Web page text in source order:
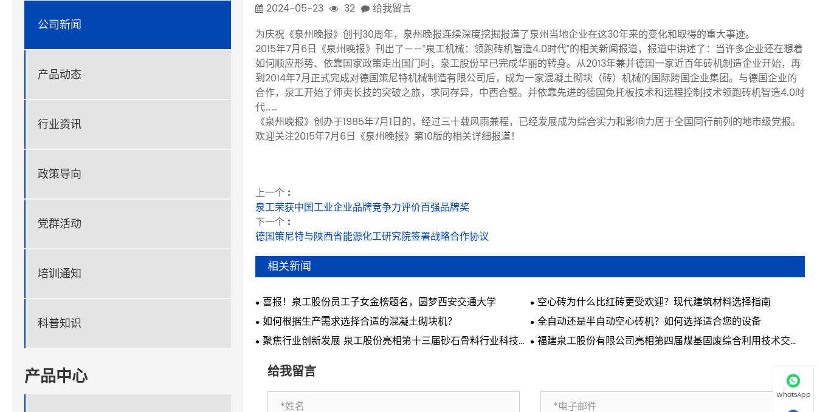
公司新闻
产品动态
行业资讯
政策导向
党群活动
培训通知
科普知识
产品中心
2024-05-23 32
给我留言
为庆祝《泉州晚报》创刊30周年，泉州晚报连续深度挖掘报道了泉州当地企业在这30年来的变化和取得的重大事迹。
2015年7月6日《泉州晚报》刊出了——“泉工机械：领跑砖机智造4.0时代”的相关新闻报道，报道中讲述了：当许多企业还在想着
如何顺应形势、依靠国家政策走出国门时，泉工股份早已完成华丽的转身。从2013年兼并德国一家近百年砖机制造企业开始，再
到2014年7月正式完成对德国策尼特机械制造有限公司后，成为一家混凝土砌块（砖）机械的国际跨国企业集团。与德国企业的
合作，泉工开始了师夷长技的突破之旅，求同存异，中西合璧。并依靠先进的德国免托板技术和远程控制技术领跑砖机智造4.0时
代……
《泉州晚报》创办于1985年7月1日的，经过三十载风雨兼程，已经发展成为综合实力和影响力居于全国同行前列的地市级党报。
欢迎关注2015年7月6日《泉州晚报》第10版的相关详细报道！
上一个 :
泉工荣获中国工业企业品牌竞争力评价百强品牌奖
下一个 :
德国策尼特与陕西省能源化工研究院签署战略合作协议
相关新闻
喜报！泉工股份员工子女金榜题名，圆梦西安交通大学
空心砖为什么比红砖更受欢迎？现代建筑材料选择指南
如何根据生产需求选择合适的混凝土砌块机？
全自动还是半自动空心砖机？如何选择适合您的设备
聚焦行业创新发展 泉工股份亮相第十三届砂石骨料行业科技创
福建泉工股份有限公司亮相第四届煤基固废综合利用技术交流
给我留言
WhatsApp